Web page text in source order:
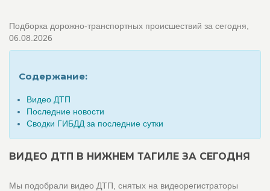
Подборка дорожно-транспортных происшествий за сегодня,
06.08.2026
Содержание:
Видео ДТП
Последние новости
Сводки ГИБДД за последние сутки
ВИДЕО ДТП В НИЖНЕМ ТАГИЛЕ ЗА СЕГОДНЯ
Мы подобрали видео ДТП, снятых на видеорегистраторы